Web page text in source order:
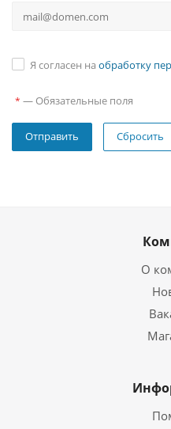
Я согласен на обработку
* — Обязательные поля
Сбросить
О